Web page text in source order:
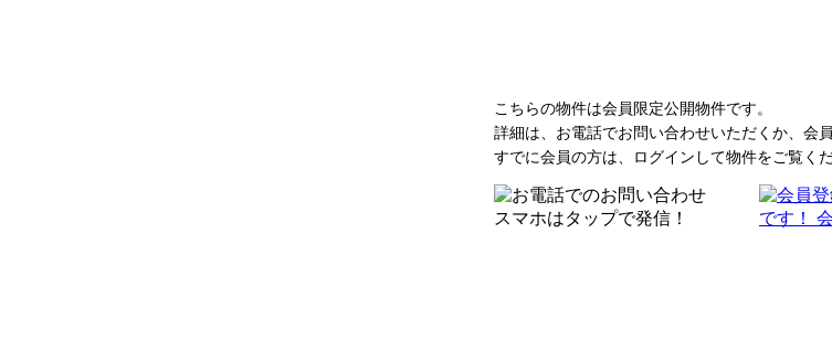
こちらの物件は会員限定公開物件です。
詳細は、お電話でお問い合わせいただくか、会
すでに会員の方は、ログインして物件をご覧くだ